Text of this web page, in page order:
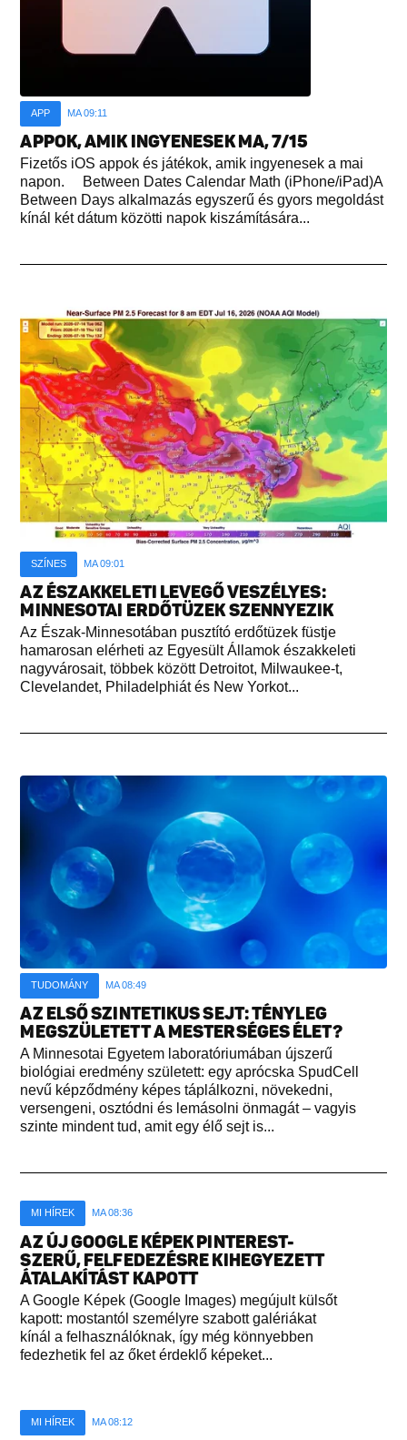
APP MA 09:11
APPOK, AMIK INGYENESEK MA, 7/15
Fizetős iOS appok és játékok, amik ingyenesek a mai
napon. Between Dates Calendar Math (iPhone/iPad)A
Between Days alkalmazás egyszerű és gyors megoldást
kínál két dátum közötti napok kiszámítására...
SZÍNES MA 09:01
AZ ÉSZAKKELETI LEVEGŐ VESZÉLYES:
MINNESOTAI ERDŐTÜZEK SZENNYEZIK
Az Észak-Minnesotában pusztító erdőtüzek füstje
hamarosan elérheti az Egyesült Államok északkeleti
nagyvárosait, többek között Detroitot, Milwaukee-t,
Clevelandet, Philadelphiát és New Yorkot...
TUDOMÁNY MA 08:49
AZ ELSŐ SZINTETIKUS SEJT: TÉNYLEG
MEGSZÜLETETT A MESTERSÉGES ÉLET?
A Minnesotai Egyetem laboratóriumában újszerű
biológiai eredmény született: egy aprócska SpudCell
nevű képződmény képes táplálkozni, növekedni,
versengeni, osztódni és lemásolni önmagát – vagyis
szinte mindent tud, amit egy élő sejt is...
MI HÍREK MA 08:36
AZ ÚJ GOOGLE KÉPEK PINTEREST-
SZERŰ, FELFEDEZÉSRE KIHEGYEZETT
ÁTALAKÍTÁST KAPOTT
A Google Képek (Google Images) megújult külsőt
kapott: mostantól személyre szabott galériákat
kínál a felhasználóknak, így még könnyebben
fedezhetik fel az őket érdeklő képeket...
MI HÍREK MA 08:12